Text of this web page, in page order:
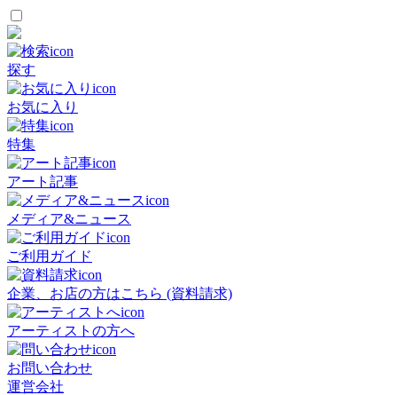
探す
お気に入り
特集
アート記事
メディア&ニュース
ご利用ガイド
企業、お店の方はこちら (資料請求)
アーティストの方へ
お問い合わせ
運営会社